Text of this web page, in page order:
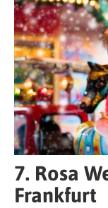
7. Rosa
Frankfurt